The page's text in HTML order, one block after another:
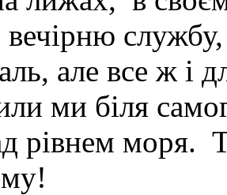
але все ж і
ми біля
рівнем моря.